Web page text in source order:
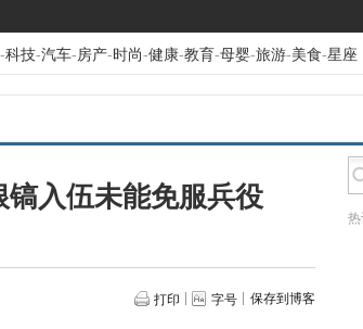
-科技-汽车-房产-时尚-健康-教育-母婴-旅游-美食-星座
入伍未能免服兵役
打印 字号 保存到博客
热